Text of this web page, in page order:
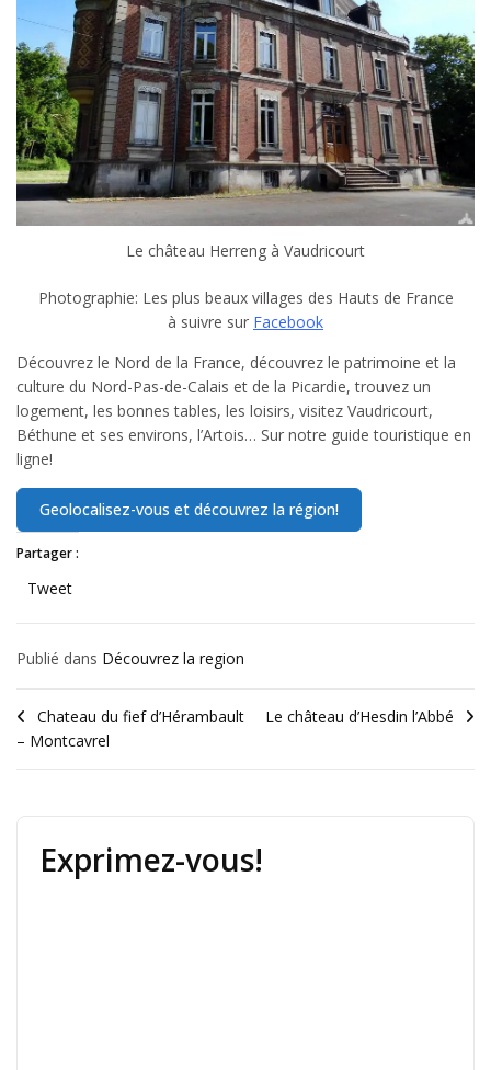
Le château Herreng à Vaudricourt
Photographie: Les plus beaux villages des Hauts de France
à suivre sur Facebook
Découvrez le Nord de la France, découvrez le patrimoine et la
culture du Nord-Pas-de-Calais et de la Picardie, trouvez un
logement, les bonnes tables, les loisirs, visitez Vaudricourt,
Béthune et ses environs, l’Artois… Sur notre guide touristique en
ligne!
Partager :
Tweet
Publié dans Découvrez la region
Chateau du fief d’Hérambault
– Montcavrel
Le château d’Hesdin l’Abbé
Exprimez-vous!